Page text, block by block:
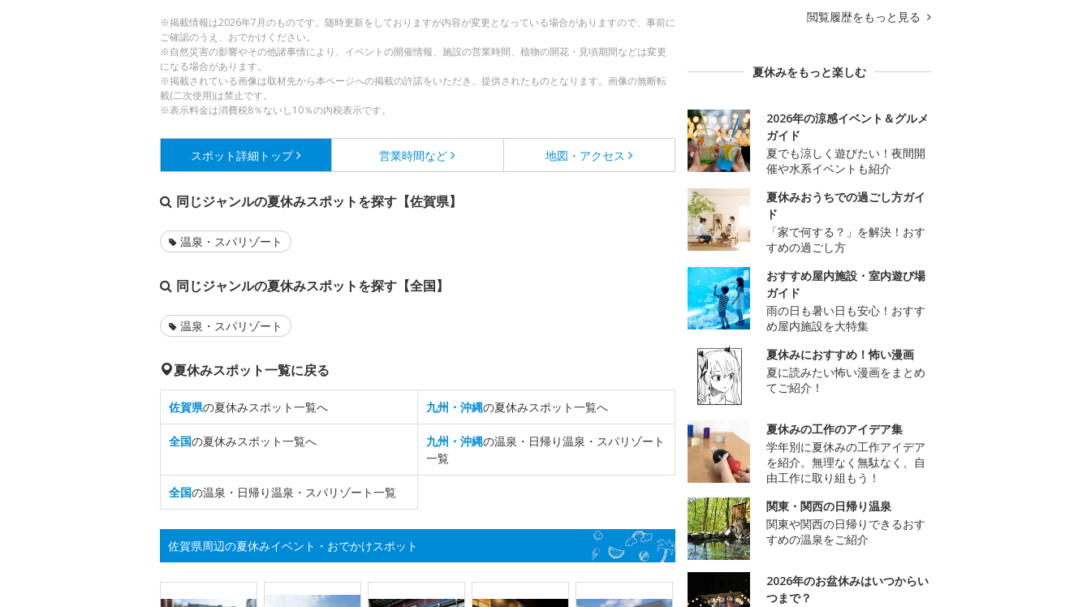
※掲載情報は2026年7月のものです。随時更新をしておりますが内容が変更となっている場合がありますので、事前に
ご確認のうえ、おでかけください。
※自然災害の影響やその他諸事情により、イベントの開催情報、施設の営業時間、植物の開花・見頃期間などは変更
になる場合があります。
※掲載されている画像は取材先から本ページへの掲載の許諾をいただき、提供されたものとなります。画像の無断転
載(二次使用)は禁止です。
※表示料金は消費税8％ないし10％の内税表示です。
スポット詳細 トップ 営業時間など 地図・アクセス
同じジャンルの夏休みスポットを探す【佐賀県】
温泉・スパリゾート
同じジャンルの夏休みスポットを探す【全国】
温泉・スパリゾート
夏休みスポット一覧に戻る
佐賀県の夏休みスポット一覧へ 九州・沖縄の夏休みスポット一覧へ
全国の夏休みスポット一覧へ 九州・沖縄の温泉・日帰り温泉・スパリゾート
一覧
全国の温泉・日帰り温泉・スパリゾート一覧
佐賀県周辺の夏休みイベント・おでかけスポット
閲覧履歴をもっと見る
夏休みをもっと楽しむ
2026年の涼感イベント＆グルメ
ガイド
夏でも涼しく遊びたい！夜間開
催や水系イベントも紹介
夏休みおうちでの過ごし方ガイ
ド
「家で何する？」を解決！おす
すめの過ごし方
おすすめ屋内施設・室内遊び場
ガイド
雨の日も暑い日も安心！おすす
め屋内施設を大特集
夏休みにおすすめ！怖い漫画
夏に読みたい怖い漫画をまとめ
てご紹介！
夏休みの工作のアイデア集
学年別に夏休みの工作アイデア
を紹介。無理なく無駄なく、自
由工作に取り組もう！
関東・関西の日帰り温泉
関東や関西の日帰りできるおす
すめの温泉をご紹介
2026年のお盆休みはいつからい
つまで？